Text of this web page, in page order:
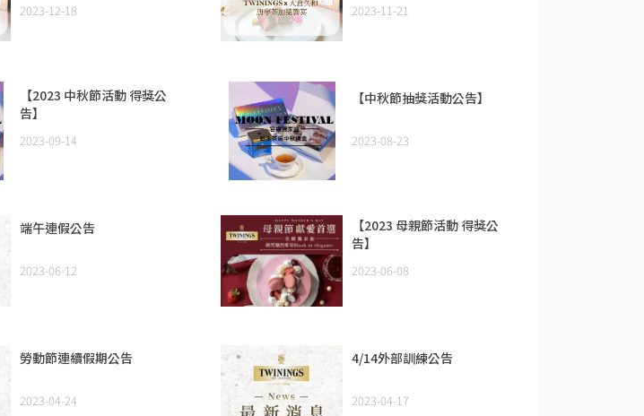
2023-12-18 2023-11-21
【2023 中秋節活動 得獎公
告】
2023-09-14
【中秋節抽獎活動公告】
2023-08-23
端午連假公告
2023-06-12
【2023 母親節活動 得獎公
告】
2023-06-08
勞動節連續假期公告
2023-04-24
4/14外部訓練公告
2023-04-17